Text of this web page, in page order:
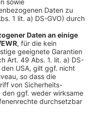
Ihre
YouTube
laden!
eines
kann
Sie die